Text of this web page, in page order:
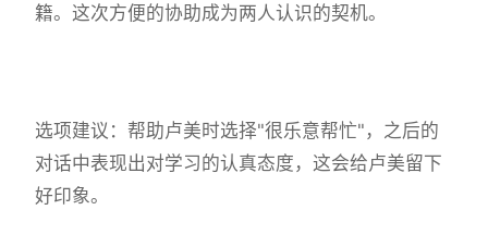
籍。这次方便的协助成为两人认识的契机。
选项建议：帮助卢美时选择"很乐意帮忙"，之后的
对话中表现出对学习的认真态度，这会给卢美留下
好印象。